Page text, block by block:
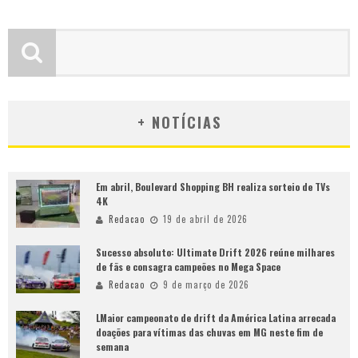
+ NOTÍCIAS
Em abril, Boulevard Shopping BH realiza sorteio de TVs
4K
Redacao 19 de abril de 2026
Sucesso absoluto: Ultimate Drift 2026 reúne milhares
de fãs e consagra campeões no Mega Space
Redacao 9 de março de 2026
LMaior campeonato de drift da América Latina arrecada
doações para vítimas das chuvas em MG neste fim de
semana